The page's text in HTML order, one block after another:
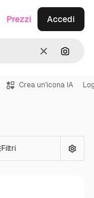
CancellaCerca
Prezzi Accedi
Crea un'icona IA
Filtri